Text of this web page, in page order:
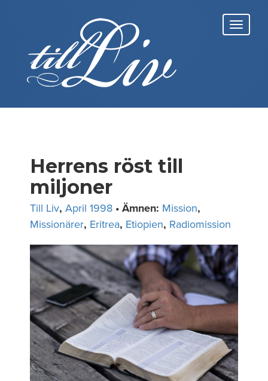
Herrens röst till
miljoner
Till Liv, April 1998 • Ämnen: Mission,
Missionärer, Eritrea, Etiopien, Radiomission